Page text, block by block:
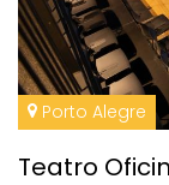
Porto Alegre
Teatro